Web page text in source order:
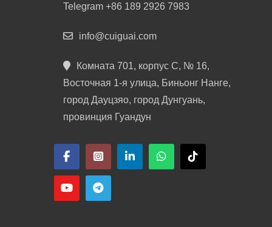
Telegram +86 189 2926 7983
info@cuiguai.com
Комната 701, корпус C, № 16,
Восточная 1-я улица, Биньонг Нанге,
город Дауцзяо, город Дунгуань,
провинция Гуандун